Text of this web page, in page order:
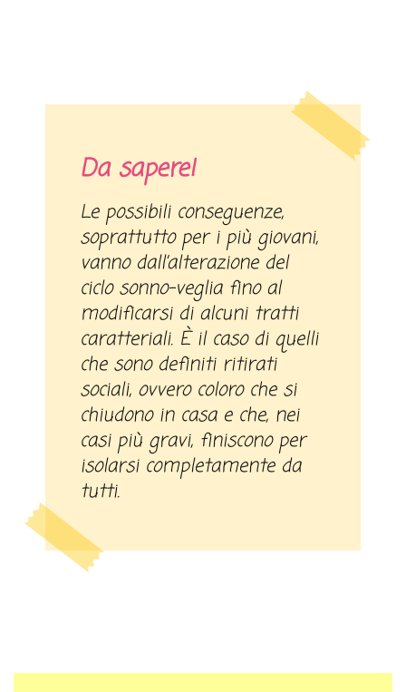
Da sapere!
Le possibili conseguenze,
soprattutto per i più giovani,
vanno dall’alterazione del
ciclo sonno-veglia fino al
modificarsi di alcuni tratti
caratteriali. È il caso di quelli
che sono definiti ritirati
sociali, ovvero coloro che si
chiudono in casa e che, nei
casi più gravi, finiscono per
isolarsi completamente da
tutti.